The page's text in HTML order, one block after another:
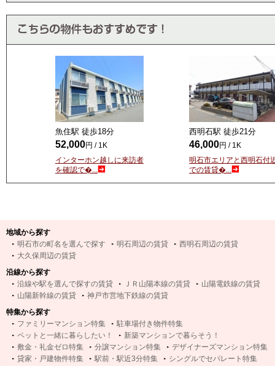
魚住駅 徒歩18分
52,000円 / 1K
インターホン越しに来訪者
を確認で�...
西明石駅 徒歩21分
46,000円 / 1K
明石市エリアと西明石付
での賃貸�...
地域から探す
明石市の町名を選んで探す
明石周辺の賃貸
西明石周辺の賃貸
大久保周辺の賃貸
沿線から探す
沿線や駅を選んで探すの賃貸
ＪＲ山陽本線の賃貸
山陽電鉄線の賃貸
山陽新幹線の賃貸
神戸市営地下鉄線の賃貸
特集から探す
ファミリーマンション特集
駐車場付き物件特集
ペットと一緒に暮らしたい！
新築マンションで暮らそう！
敷金・礼金ゼロ特集
分譲マンション特集
デザイナーズマンション特集
貸家・戸建物件特集
駅前・駅近3分特集
シングルでセパレート特集